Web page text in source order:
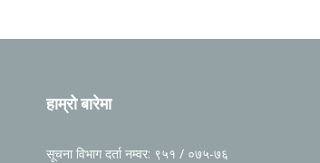
हाम्रो बारेमा
सूचना विभाग दर्ता नम्वर: ९५१ / ०७५-७६